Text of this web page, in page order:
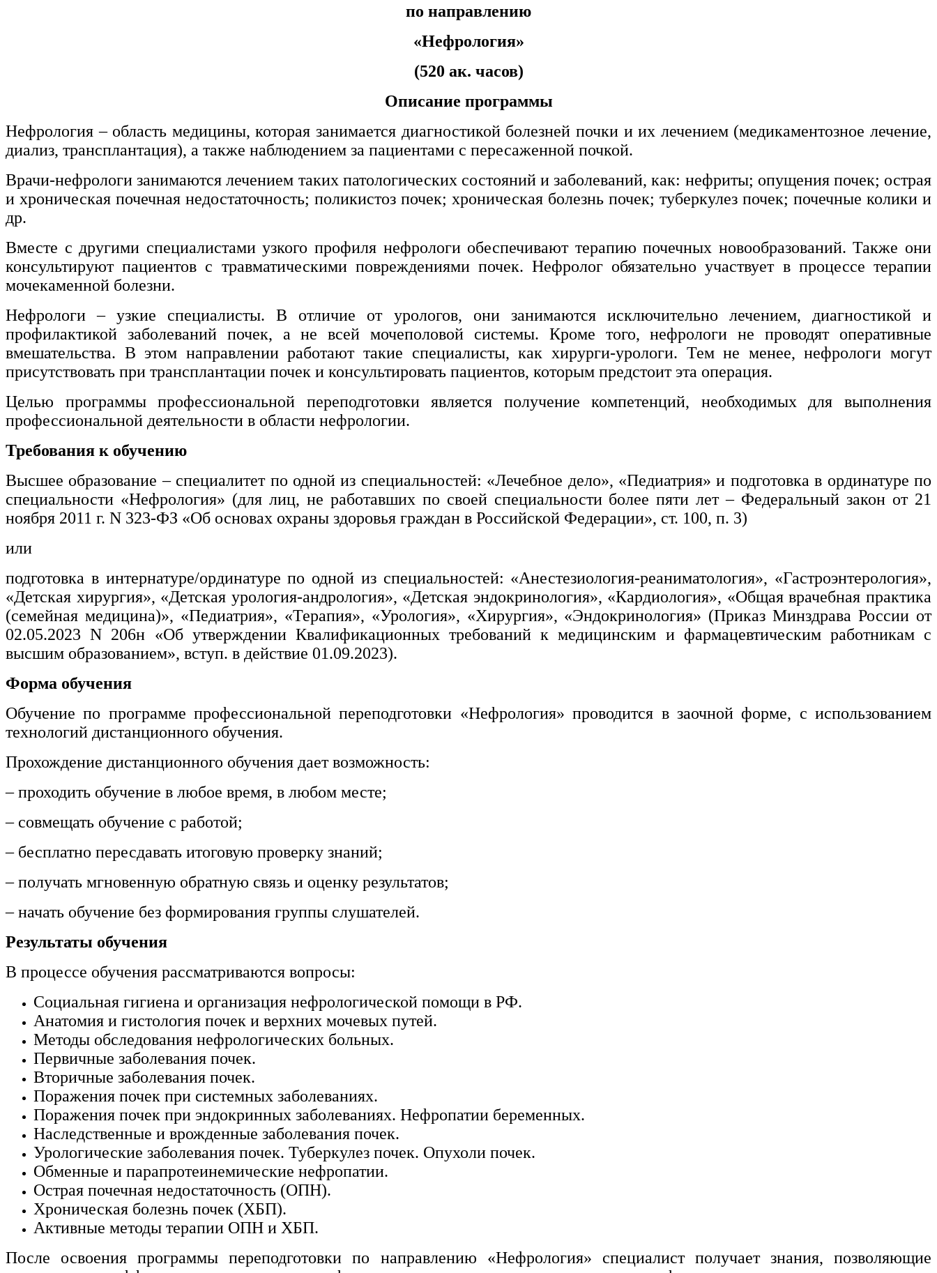
Техника и технологии строительства
Ядерная энергетика и технологии
Культура и спорт
Физкультура и спорт
Изобразительное и прикладные виды
искусств
Средства массовой информации и
информативно-библиотечное дело
Управление в технических системах
Ветеринария и зоотехника
Подготовка к периодической
аккредитации
Дополнительные Услуги
по направлению
«Нефрология»
(520 ак. часов)
Описание программы
Нефрология – область медицины, которая занимается диагностикой болезней почки и их лечением (медикаментозное лечение,
диализ, трансплантация), а также наблюдением за пациентами с пересаженной почкой.
Врачи-нефрологи занимаются лечением таких патологических состояний и заболеваний, как: нефриты; опущения почек; острая
и хроническая почечная недостаточность; поликистоз почек; хроническая болезнь почек; туберкулез почек; почечные колики и
др.
Вместе с другими специалистами узкого профиля нефрологи обеспечивают терапию почечных новообразований. Также они
консультируют пациентов с травматическими повреждениями почек. Нефролог обязательно участвует в процессе терапии
мочекаменной болезни.
Нефрологи – узкие специалисты. В отличие от урологов, они занимаются исключительно лечением, диагностикой и
профилактикой заболеваний почек, а не всей мочеполовой системы. Кроме того, нефрологи не проводят оперативные
вмешательства. В этом направлении работают такие специалисты, как хирурги-урологи. Тем не менее, нефрологи могут
присутствовать при трансплантации почек и консультировать пациентов, которым предстоит эта операция.
Целью программы профессиональной переподготовки является получение компетенций, необходимых для выполнения
профессиональной деятельности в области нефрологии.
Требования к обучению
Высшее образование – специалитет по одной из специальностей: «Лечебное дело», «Педиатрия» и подготовка в ординатуре по
специальности «Нефрология» (для лиц, не работавших по своей специальности более пяти лет – Федеральный закон от 21
ноября 2011 г. N 323-ФЗ «Об основах охраны здоровья граждан в Российской Федерации», ст. 100, п. 3)
или
подготовка в интернатуре/ординатуре по одной из специальностей: «Анестезиология-реаниматология», «Гастроэнтерология»,
«Детская хирургия», «Детская урология-андрология», «Детская эндокринология», «Кардиология», «Общая врачебная практика
(семейная медицина)», «Педиатрия», «Терапия», «Урология», «Хирургия», «Эндокринология» (Приказ Минздрава России от
02.05.2023 N 206н «Об утверждении Квалификационных требований к медицинским и фармацевтическим работникам с
высшим образованием», вступ. в действие 01.09.2023).
Форма обучения
Обучение по программе профессиональной переподготовки «Нефрология» проводится в заочной форме, с использованием
технологий дистанционного обучения.
Прохождение дистанционного обучения дает возможность:
– проходить обучение в любое время, в любом месте;
– совмещать обучение с работой;
– бесплатно пересдавать итоговую проверку знаний;
– получать мгновенную обратную связь и оценку результатов;
– начать обучение без формирования группы слушателей.
Результаты обучения
В процессе обучения рассматриваются вопросы:
Социальная гигиена и организация нефрологической помощи в РФ.
Анатомия и гистология почек и верхних мочевых путей.
Методы обследования нефрологических больных.
Первичные заболевания почек.
Вторичные заболевания почек.
Поражения почек при системных заболеваниях.
Поражения почек при эндокринных заболеваниях. Нефропатии беременных.
Наследственные и врожденные заболевания почек.
Урологические заболевания почек. Туберкулез почек. Опухоли почек.
Обменные и парапротеинемические нефропатии.
Острая почечная недостаточность (ОПН).
Хроническая болезнь почек (ХБП).
Активные методы терапии ОПН и ХБП.
После освоения программы переподготовки по направлению «Нефрология» специалист получает знания, позволяющие